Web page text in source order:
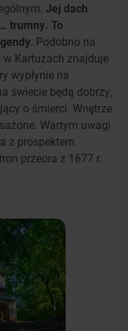
Jej dach
trumny. To
. Podobno na
Kartuzach znajduje
wypłynie na
świecie będą dobrzy,
o śmierci. Wnętrze
Wartym uwagi
z prospektem
przeora z 1677 r.